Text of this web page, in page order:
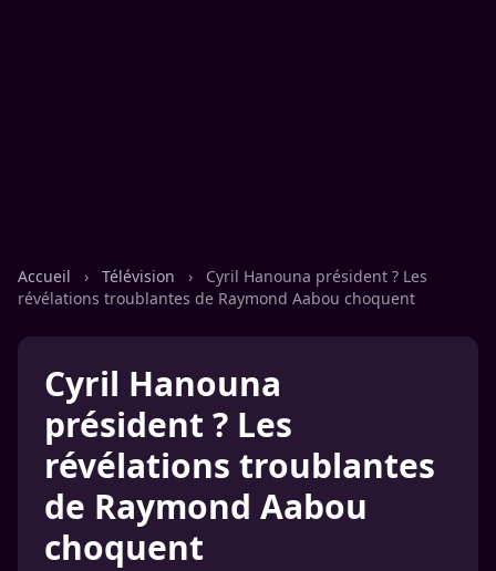
Accueil › Télévision ›
Cyril Hanouna président ? Les
révélations troublantes de Raymond Aabou choquent
Cyril Hanouna
président ? Les
révélations troublantes
de Raymond Aabou
choquent